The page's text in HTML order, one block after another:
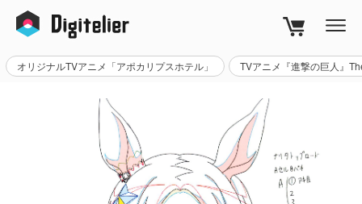
オリジナルTVアニメ「アポカリプスホテル」 TVアニメ『進撃の巨人』